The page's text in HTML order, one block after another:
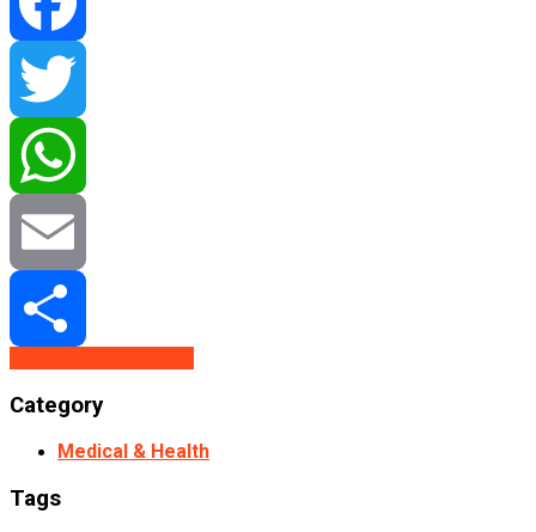
Facebook
Twitter
WhatsApp
Email
Category
Medical & Health
Tags